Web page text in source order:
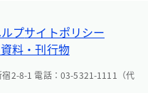
プサイトポリシー
料・刊行物
2-8-1 電話：03-5321-1111（代